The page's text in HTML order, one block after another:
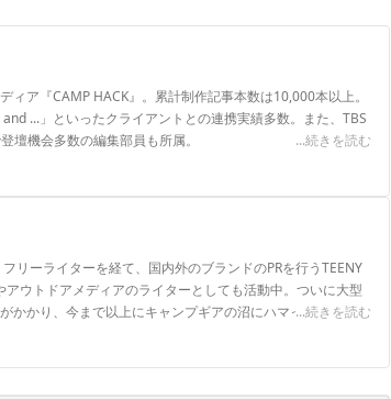
ィア『CAMP HACK』。累計制作記事本数は10,000本以上。
...」といったクライアントとの連携実績多数。また、TBS
壇機会多数の編集部員も所属。
...続きを読む
リーライターを経て、国内外のブランドのPRを行うTEENY
ウトドアメディアのライターとしても活動中。ついに大型
かかり、今まで以上にキャンプギアの沼にハマっていきそう
...続きを読む